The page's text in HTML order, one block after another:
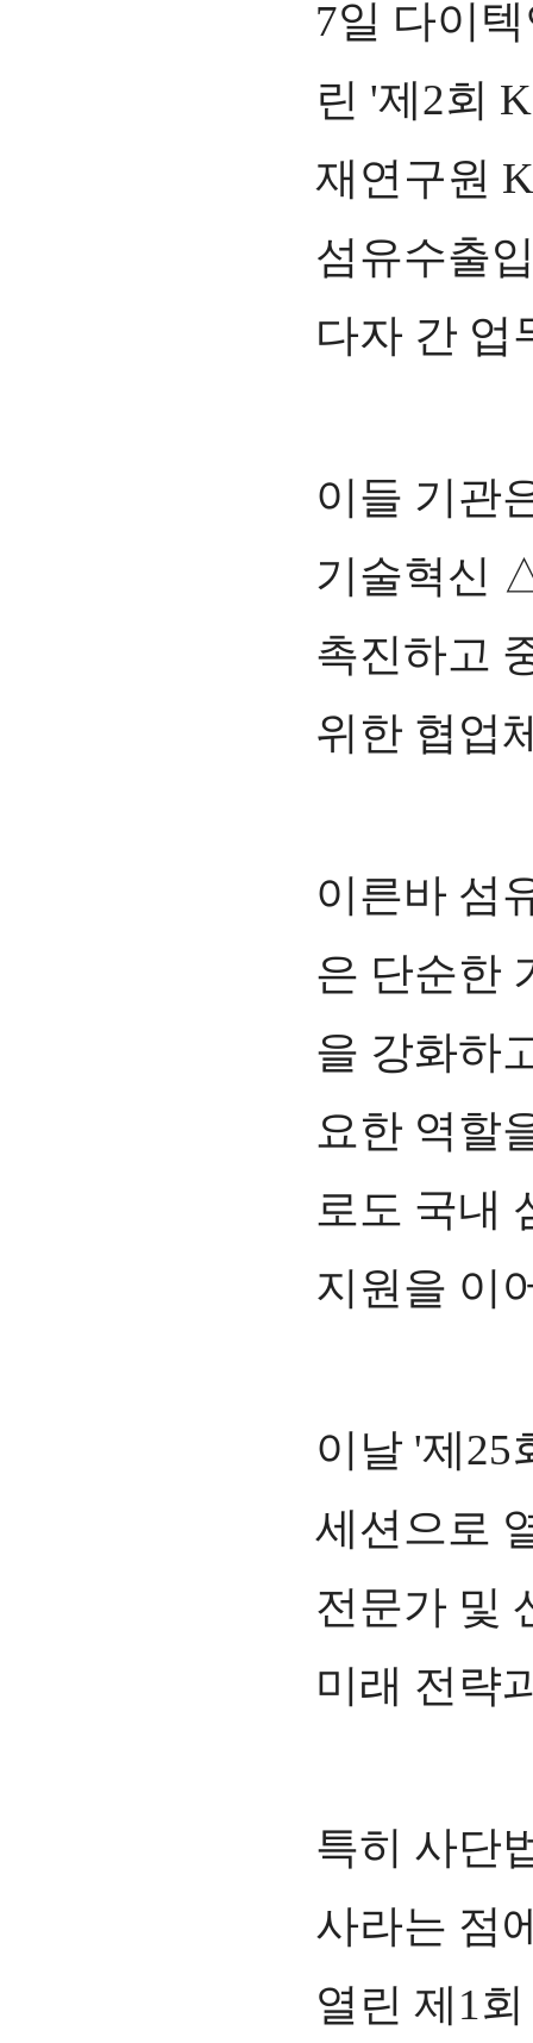
7일 다이
린 '제2회
재연구원
섬유수출
다자 간 업
이들 기관
기술혁신
촉진하고
위한 협업
이른바 섬
은 단순한
을 강화하
요한 역할
로도 국내
지원을 이
이날 '제25
세션으로
전문가 및
미래 전략
특히 사단
사라는 점
열린 제1